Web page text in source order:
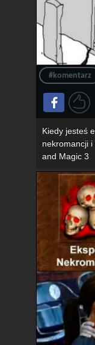
#komentarz
Kiedy jesteś
nekromancji
and Magic 3